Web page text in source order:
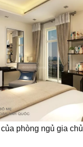
phòng ngủ gia chủ